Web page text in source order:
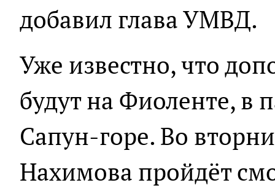
добавил глава УМВД.
Уже известно, что
будут на Фиоленте, в
Сапун-горе. Во
Нахимова пройдёт